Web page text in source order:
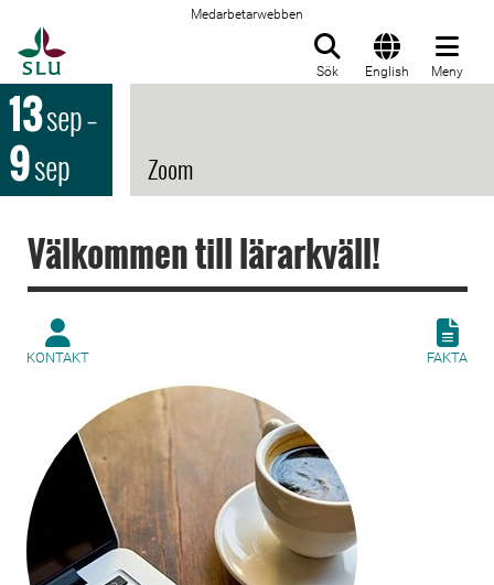
Medarbetarwebben
Sök English Meny
13sep–
9sep Zoom
Välkommen till lärarkväll!
KONTAKT FAKTA